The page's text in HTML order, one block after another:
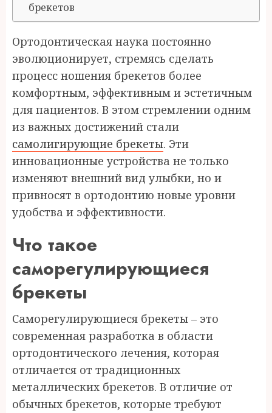
брекетов
Ортодонтическая наука постоянно
эволюционирует, стремясь сделать
процесс ношения брекетов более
комфортным, эффективным и эстетичным
для пациентов. В этом стремлении одним
из важных достижений стали
самолигирующие брекеты. Эти
инновационные устройства не только
изменяют внешний вид улыбки, но и
привносят в ортодонтию новые уровни
удобства и эффективности.
Что такое
саморегулирующиеся
брекеты
Саморегулирующиеся брекеты – это
современная разработка в области
ортодонтического лечения, которая
отличается от традиционных
металлических брекетов. В отличие от
обычных брекетов, которые требуют